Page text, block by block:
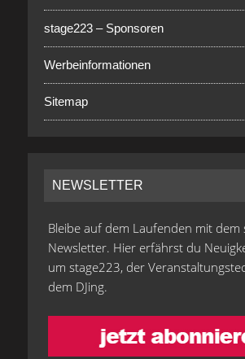
stage223 – Sponsoren
Werbeinformationen
Sitemap
NEWSLETTER
Bleibe auf dem Laufenden mit dem
Newsletter. Hier erfährst du
um stage223, der
dem DJing.